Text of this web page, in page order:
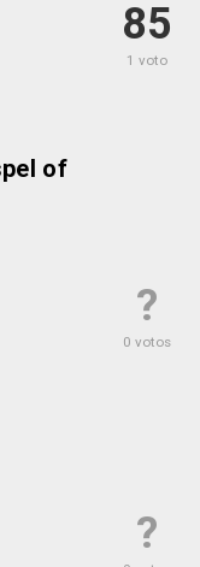
85
1 voto
of
?
0 votos
?